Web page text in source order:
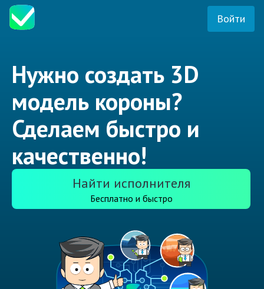
Войти
Нужно создать 3D
модель короны?
Сделаем быстро и
качественно!
Найти исполнителя
Бесплатно и быстро